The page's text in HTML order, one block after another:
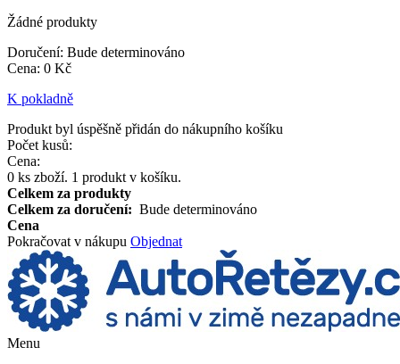
Žádné produkty
Doručení: Bude determinováno
Cena: 0 Kč
K pokladně
Produkt byl úspěšně přidán do nákupního košíku
Počet kusů:
Cena:
0 ks zboží. 1 produkt v košíku.
Celkem za produkty
Celkem za doručení: Bude determinováno
Cena
Pokračovat v nákupu Objednat
Menu